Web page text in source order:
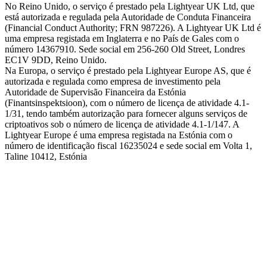
No Reino Unido, o serviço é prestado pela Lightyear UK Ltd, que
está autorizada e regulada pela Autoridade de Conduta Financeira
(Financial Conduct Authority; FRN 987226). A Lightyear UK Ltd é
uma empresa registada em Inglaterra e no País de Gales com o
número 14367910. Sede social em 256-260 Old Street, Londres
EC1V 9DD, Reino Unido.
Na Europa, o serviço é prestado pela Lightyear Europe AS, que é
autorizada e regulada como empresa de investimento pela
Autoridade de Supervisão Financeira da Estónia
(Finantsinspektsioon), com o número de licença de atividade 4.1-
1/31, tendo também autorização para fornecer alguns serviços de
criptoativos sob o número de licença de atividade 4.1-1/147. A
Lightyear Europe é uma empresa registada na Estónia com o
número de identificação fiscal 16235024 e sede social em Volta 1,
Taline 10412, Estónia